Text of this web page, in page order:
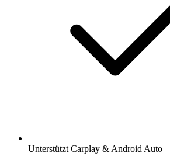
Unterstützt Carplay & Android Auto